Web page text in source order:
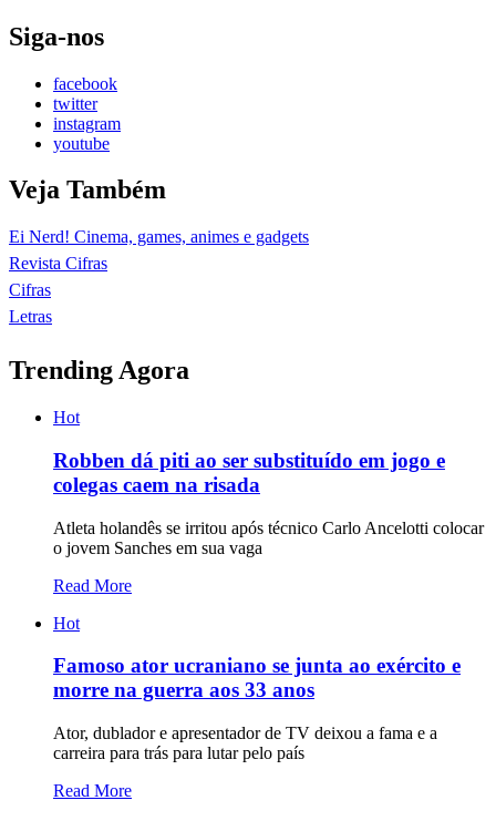
Siga-nos
facebook
twitter
instagram
youtube
Veja Também
Ei Nerd! Cinema, games, animes e gadgets
Revista Cifras
Cifras
Letras
Trending Agora
Hot
Robben dá piti ao ser substituído em jogo e
colegas caem na risada
Atleta holandês se irritou após técnico Carlo Ancelotti colocar
o jovem Sanches em sua vaga
Read More
Hot
Famoso ator ucraniano se junta ao exército e
morre na guerra aos 33 anos
Ator, dublador e apresentador de TV deixou a fama e a
carreira para trás para lutar pelo país
Read More